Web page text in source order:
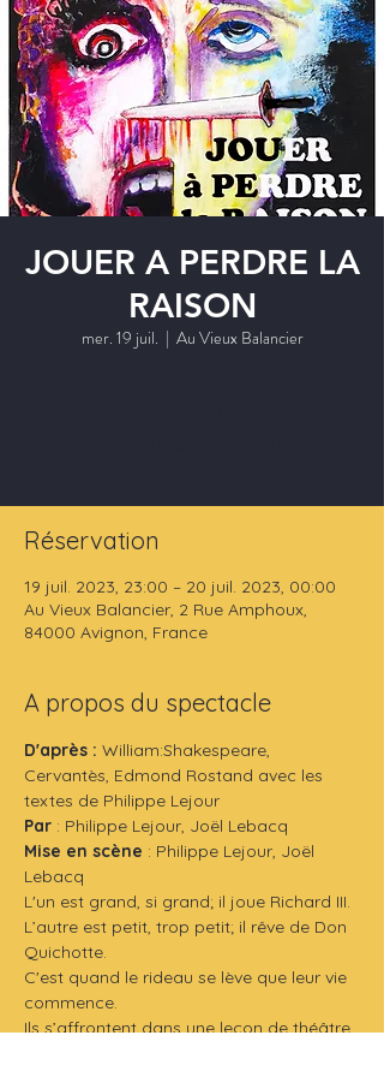
JOUER A PERDRE LA
RAISON
mer. 19 juil.
  |
Au Vieux Balancier
Réservation
19 juil. 2023, 23:00 – 20 juil. 2023, 00:00
Au Vieux Balancier, 2 Rue Amphoux,
84000 Avignon, France
A propos du spectacle
D'après : William:Shakespeare,
Cervantès, Edmond Rostand avec les
textes de Philippe Lejour
Par : Philippe Lejour, Joël Lebacq
Mise en scène : Philippe Lejour, Joël
Lebacq
L'un est grand, si grand; il joue Richard III.
L’autre est petit, trop petit; il rêve de Don
Quichotte.
C'est quand le rideau se lève que leur vie
commence.
Ils s’affrontent dans une leçon de théâtre